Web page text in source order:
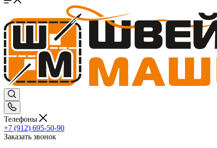
Телефоны
+7 (912) 695-50-90
Заказать звонок